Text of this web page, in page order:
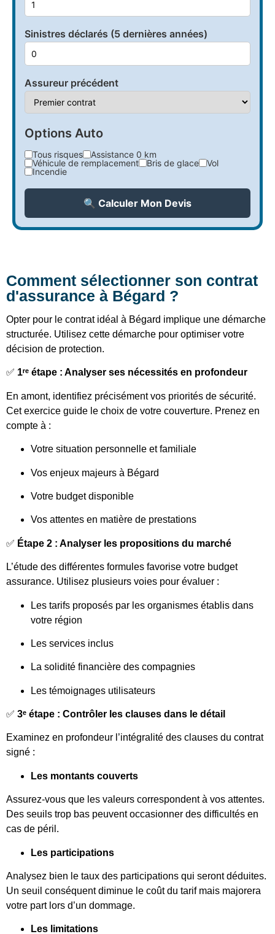
Sinistres déclarés (5 dernières années)
Assureur précédent
Options Auto
Tous risques
Assistance 0 km
Véhicule de remplacement
Bris de glace
Vol
Incendie
🔍 Calculer Mon Devis
Comment sélectionner son contrat
d'assurance à Bégard ?
Opter pour le contrat idéal à Bégard implique une démarche
structurée. Utilisez cette démarche pour optimiser votre
décision de protection.
✅ 1ʳᵉ étape : Analyser ses nécessités en profondeur
En amont, identifiez précisément vos priorités de sécurité.
Cet exercice guide le choix de votre couverture. Prenez en
compte à :
Votre situation personnelle et familiale
Vos enjeux majeurs à Bégard
Votre budget disponible
Vos attentes en matière de prestations
✅ Étape 2 : Analyser les propositions du marché
L’étude des différentes formules favorise votre budget
assurance. Utilisez plusieurs voies pour évaluer :
Les tarifs proposés par les organismes établis dans
votre région
Les services inclus
La solidité financière des compagnies
Les témoignages utilisateurs
✅ 3ᵉ étape : Contrôler les clauses dans le détail
Examinez en profondeur l’intégralité des clauses du contrat
signé :
Les montants couverts
Assurez-vous que les valeurs correspondent à vos attentes.
Des seuils trop bas peuvent occasionner des difficultés en
cas de péril.
Les participations
Analysez bien le taux des participations qui seront déduites.
Un seuil conséquent diminue le coût du tarif mais majorera
votre part lors d’un dommage.
Les limitations